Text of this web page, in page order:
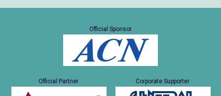
Official Sponsor
Official Partner Corporate Supporter